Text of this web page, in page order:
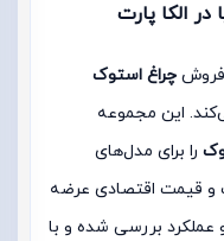
الکا پارت
چراغ استوک
این مجموعه
را برای مدل‌های
و قیمت اقتصادی عرضه
بررسی شده و با